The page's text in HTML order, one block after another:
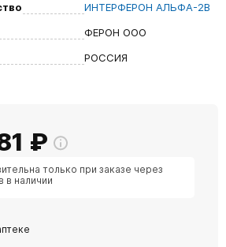
ИНТЕРФЕРОН АЛЬФА-2B
ФЕРОН ООО
РОССИЯ
₽
только при заказе через
в наличии